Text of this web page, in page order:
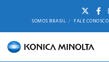
SOMOS BRASIL FALE CONOSCO